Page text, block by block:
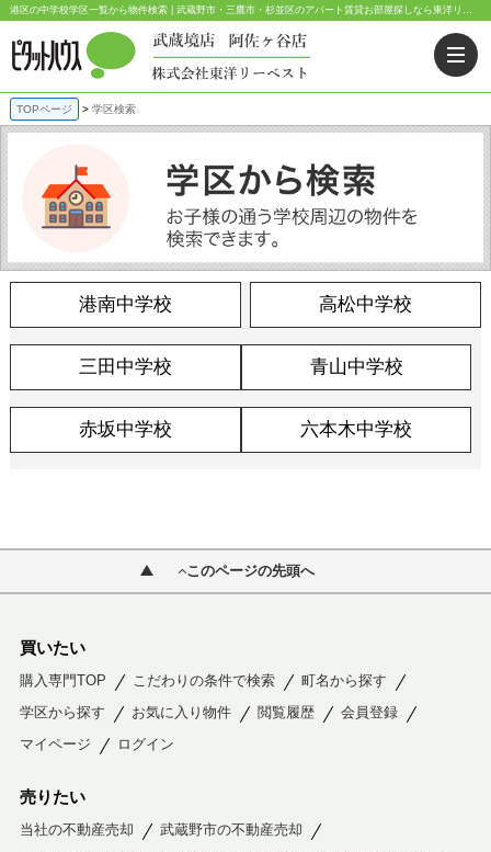
港区の中学校学区一覧から物件検索 | 武蔵野市・三鷹市・杉並区のアパート賃貸お部屋探しなら東洋リーベスト｜ピタットハウス武蔵境店・阿佐ヶ谷店
TOPページ 学区検索
港南中学校 高松中学校
三田中学校 青山中学校
赤坂中学校 六本木中学校
このページの先頭へ
買いたい
購入専門TOP こだわりの条件で検索
町名から探す
学区から探す
お気に入り物件 閲覧履歴
会員登録
マイページ
ログイン
売りたい
当社の不動産売却
武蔵野市の不動産売却